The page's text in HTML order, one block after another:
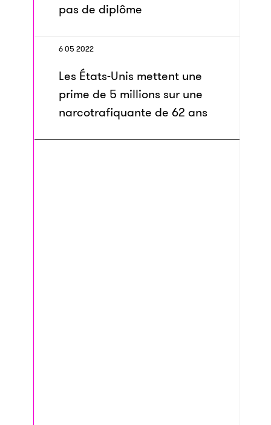
pas de diplôme
6 05 2022
Les États-Unis mettent une
prime de 5 millions sur une
narcotrafiquante de 62 ans